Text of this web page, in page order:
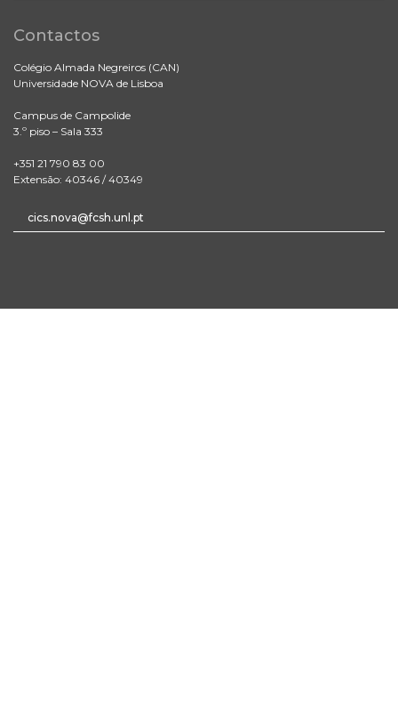
Contactos
Colégio Almada Negreiros (CAN)
Universidade NOVA de Lisboa
Campus de Campolide
3.º piso – Sala 333
+351 21 790 83 00
Extensão: 40346 / 40349
cics.nova@fcsh.unl.pt